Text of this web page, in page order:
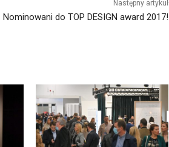
Następny artykuł
Nominowani do TOP DESIGN award 2017!